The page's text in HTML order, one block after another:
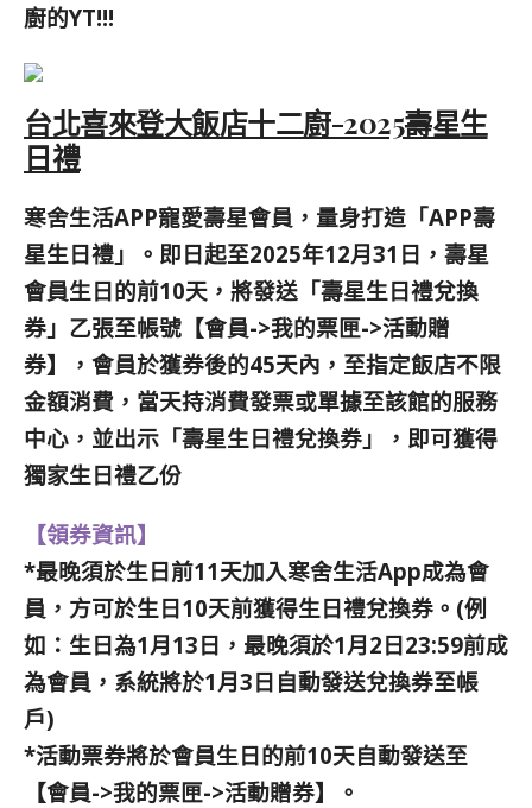
廚的YT!!!
台北喜來登大飯店十二廚-2025壽星生
日禮
寒舍生活APP寵愛壽星會員，量身打造「APP壽
星生日禮」。即日起至2025年12月31日，壽星
會員生日的前10天，將發送「壽星生日禮兌換
券」乙張至帳號【會員->我的票匣->活動贈
券】，會員於獲券後的45天內，至指定飯店不限
金額消費，當天持消費發票或單據至該館的服務
中心，並出示「壽星生日禮兌換券」，即可獲得
獨家生日禮乙份
【領券資訊】
*最晚須於生日前11天加入寒舍生活App成為會
員，方可於生日10天前獲得生日禮兌換券。(例
如：生日為1月13日，最晚須於1月2日23:59前成
為會員，系統將於1月3日自動發送兌換券至帳
戶)
*活動票券將於會員生日的前10天自動發送至
【會員->我的票匣->活動贈券】。